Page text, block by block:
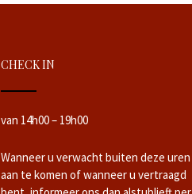
CHECK IN
van 14h00 – 19h00
Wanneer u verwacht buiten deze uren
aan te komen of wanneer u vertraagd